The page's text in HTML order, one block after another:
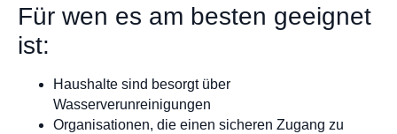
Für wen es am besten geeignet
ist:
Haushalte sind besorgt über
Wasserverunreinigungen
Organisationen, die einen sicheren Zugang zu